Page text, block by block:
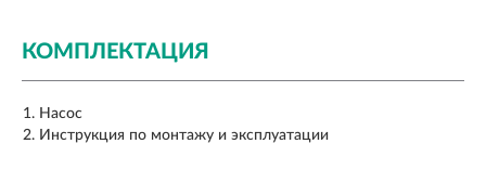
КОМПЛЕКТАЦИЯ
Насос
Инструкция по монтажу и эксплуатации